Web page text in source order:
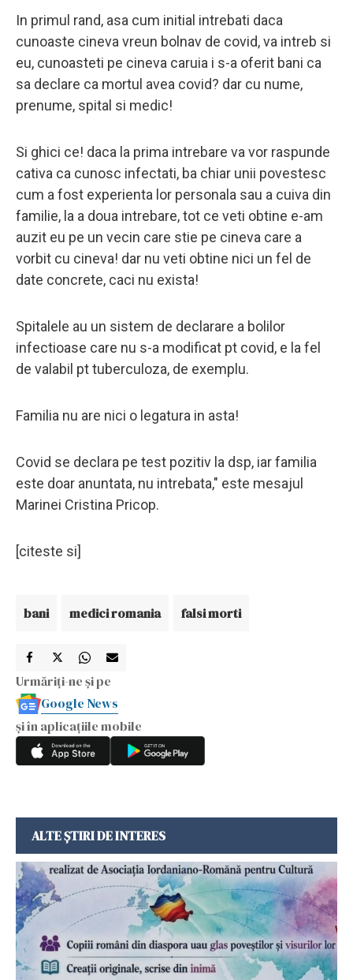
In primul rand, asa cum initial intrebati daca
cunoaste cineva vreun bolnav de covid, va intreb si
eu, cunoasteti pe cineva caruia i s-a oferit bani ca
sa declare ca mortul avea covid? dar cu nume,
prenume, spital si medic!
Si ghici ce! daca la prima intrebare va vor raspunde
cativa ca cunosc infectati, ba chiar unii povestesc
cum a fost experienta lor personala sau a cuiva din
familie, la a doua intrebare, tot ce veti obtine e-am
auzit eu pe un vecin care stie pe cineva care a
vorbit cu cineva! dar nu veti obtine nici un fel de
date concrete, caci nu exista!
Spitalele au un sistem de declarare a bolilor
infectioase care nu s-a modificat pt covid, e la fel
de valabil pt tuberculoza, de exemplu.
Familia nu are nici o legatura in asta!
Covid se declara pe test pozitiv la dsp, iar familia
este doar anuntata, nu intrebata," este mesajul
Marinei Cristina Pricop.
[citeste si]
bani medici romania falsi morti
Urmăriți-ne și pe
Google News
și în aplicațiile mobile
ALTE ȘTIRI DE INTERES